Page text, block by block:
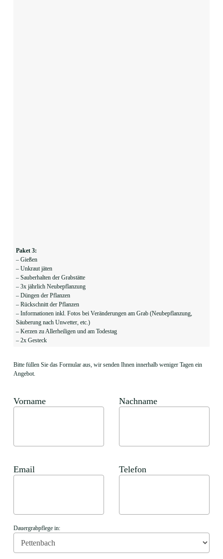
Paket 3:
– Gießen
– Unkraut jäten
– Sauberhalten der Grabstätte
– 3x jährlich Neubepflanzung
– Düngen der Pflanzen
– Rückschnitt der Pflanzen
– Informationen inkl. Fotos bei Veränderungen am Grab (Neubepflanzung,
Säuberung nach Unwetter, etc.)
– Kerzen zu Allerheiligen und am Todestag
– 2x Gesteck
Bitte füllen Sie das Formular aus, wir senden Ihnen innerhalb weniger Tagen ein
Angebot.
Vorname Nachname
Email Telefon
Dauergrabpflege in: